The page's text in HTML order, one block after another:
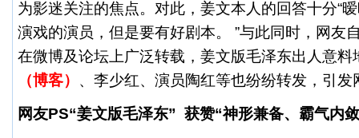
为影迷关注的焦点。对此，姜文本人的回答十分“
演戏的演员，但是要有好剧本。 ”与此同时，网友
在微博及论坛上广泛转载，姜文版毛泽东出人意料
（博客） 、 李少红、演员陶红等也纷纷转发，引发
网友PS“姜文版毛泽东” 获赞“神形兼备、霸气内